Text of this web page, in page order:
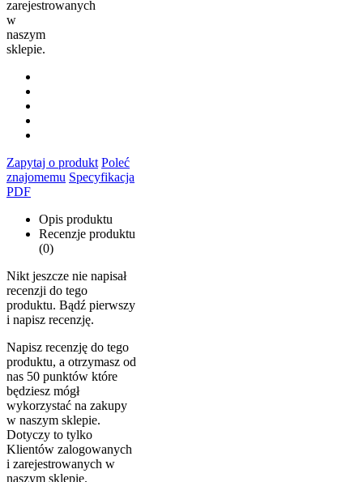
zarejestrowanych
w
naszym
sklepie.
Zapytaj o produkt Poleć
znajomemu Specyfikacja
PDF
Opis produktu
Recenzje produktu
(0)
Nikt jeszcze nie napisał
recenzji do tego
produktu. Bądź pierwszy
i napisz recenzję.
Napisz recenzję do tego
produktu, a otrzymasz od
nas 50 punktów które
będziesz mógł
wykorzystać na zakupy
w naszym sklepie.
Dotyczy to tylko
Klientów zalogowanych
i zarejestrowanych w
naszym sklepie.